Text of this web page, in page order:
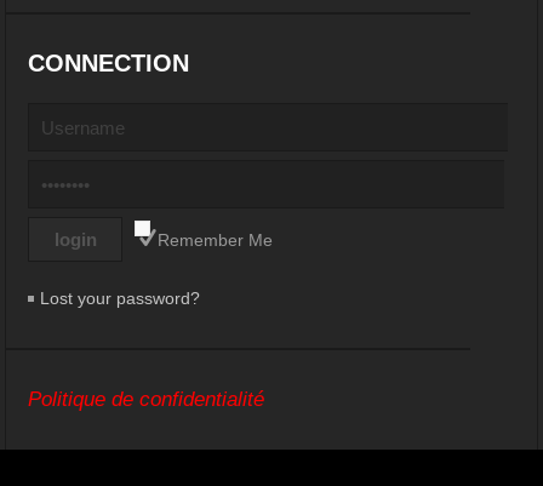
CONNECTION
Remember Me
Lost your password?
Politique de confidentialité